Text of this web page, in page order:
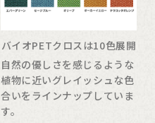
バイオPETクロスは10色展開
自然の優しさを感じるような
植物に近いグレイッシュな色
合いをラインナップしていま
す。